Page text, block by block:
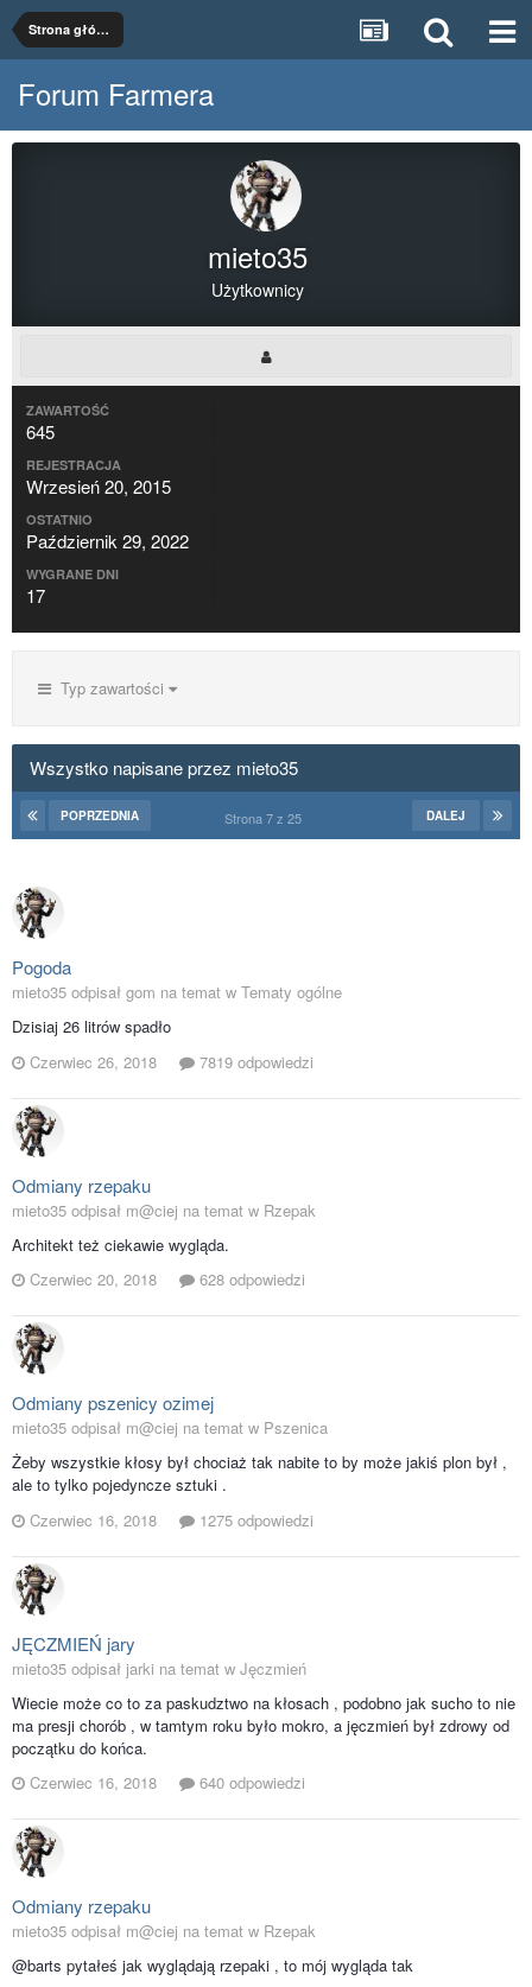
Strona główna
Forum Farmera
mieto35
Użytkownicy
ZAWARTOŚĆ
645
REJESTRACJA
Wrzesień 20, 2015
OSTATNIO
Październik 29, 2022
WYGRANE DNI
17
Typ zawartości
Wszystko napisane przez mieto35
POPRZEDNIA DALEJ
Strona 7 z 25
Pogoda
mieto35 odpisał gom na temat w Tematy ogólne
Dzisiaj 26 litrów spadło
Czerwiec 26, 2018
7819 odpowiedzi
Odmiany rzepaku
mieto35 odpisał m@ciej na temat w Rzepak
Architekt też ciekawie wygląda.
Czerwiec 20, 2018
628 odpowiedzi
Odmiany pszenicy ozimej
mieto35 odpisał m@ciej na temat w Pszenica
Żeby wszystkie kłosy był chociaż tak nabite to by może jakiś plon był ,
ale to tylko pojedyncze sztuki .
Czerwiec 16, 2018
1275 odpowiedzi
JĘCZMIEŃ jary
mieto35 odpisał jarki na temat w Jęczmień
Wiecie może co to za paskudztwo na kłosach , podobno jak sucho to nie
ma presji chorób , w tamtym roku było mokro, a jęczmień był zdrowy od
początku do końca.
Czerwiec 16, 2018
640 odpowiedzi
Odmiany rzepaku
mieto35 odpisał m@ciej na temat w Rzepak
@barts pytałeś jak wyglądają rzepaki , to mój wygląda tak